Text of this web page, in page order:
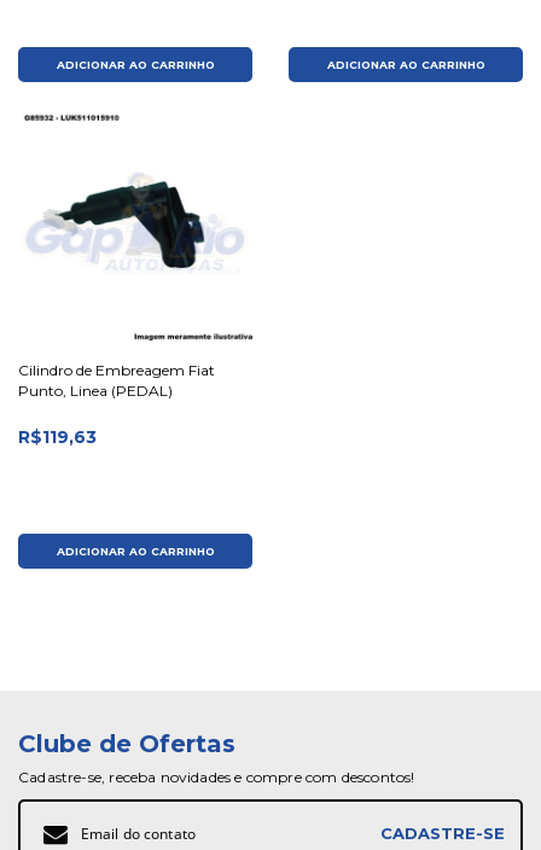
ADICIONAR AO CARRINHO ADICIONAR AO CARRINHO
Cilindro de Embreagem Fiat
Punto, Linea (PEDAL)
R$119,63
ADICIONAR AO CARRINHO
Clube de Ofertas
Cadastre-se, receba novidades e compre com descontos!
Inscreva-
CADASTRE-SE